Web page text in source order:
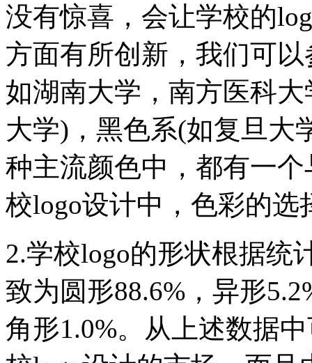
没有惊喜，会让学校的
方面有所创新，我们可
如湖南大学，南方医科
大学)，黑色系(如复旦大
种主流颜色中，都有一
校logo设计中，色彩的选
2.学校logo的形状根据统
致为圆形88.6%，异形
角形1.0%。从上述数据